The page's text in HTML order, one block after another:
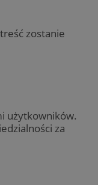
zostanie
użytkowników.
za